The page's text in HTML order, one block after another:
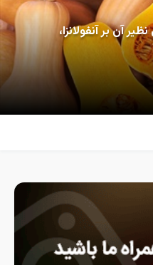
آن بر آنفولانزا،